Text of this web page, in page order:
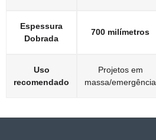
Espessura
Dobrada
700 milímetros
Uso
recomendado
Projetos em
massa/emergência